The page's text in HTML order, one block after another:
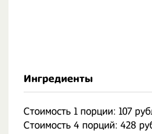
Ингредиенты
Стоимость 1 порции: 107
Стоимость 4 порций: 428